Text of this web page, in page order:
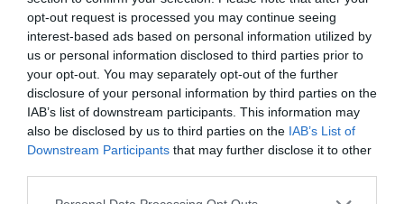
opt-out request is processed you may continue seeing
interest-based ads based on personal information utilized by
us or personal information disclosed to third parties prior to
your opt-out. You may separately opt-out of the further
disclosure of your personal information by third parties on the
IAB’s list of downstream participants. This information may
also be disclosed by us to third parties on the IAB’s List of
Downstream Participants that may further disclose it to other